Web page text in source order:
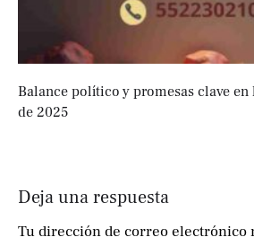
Balance político y promesas clave
de 2025
Deja una respuesta
Tu dirección de correo electrónico